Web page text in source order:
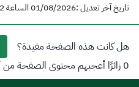
تاريخ آخر تعديل :01/08/2026 الساعة 01:42 مساءً
هل كانت هذه الصفحة مفيدة؟
0 زائرًا أعجبهم محتوى الصفحة من أصل 0 مشاركة